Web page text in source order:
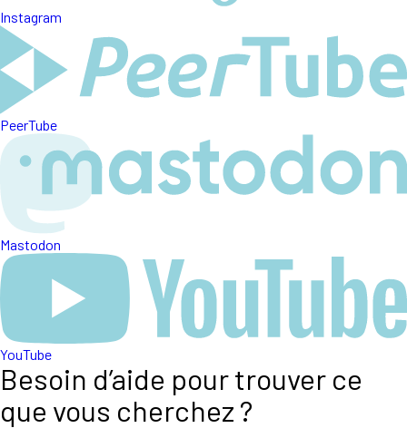
Instagram
PeerTube
Mastodon
YouTube
Besoin d’aide pour trouver ce
que vous cherchez ?